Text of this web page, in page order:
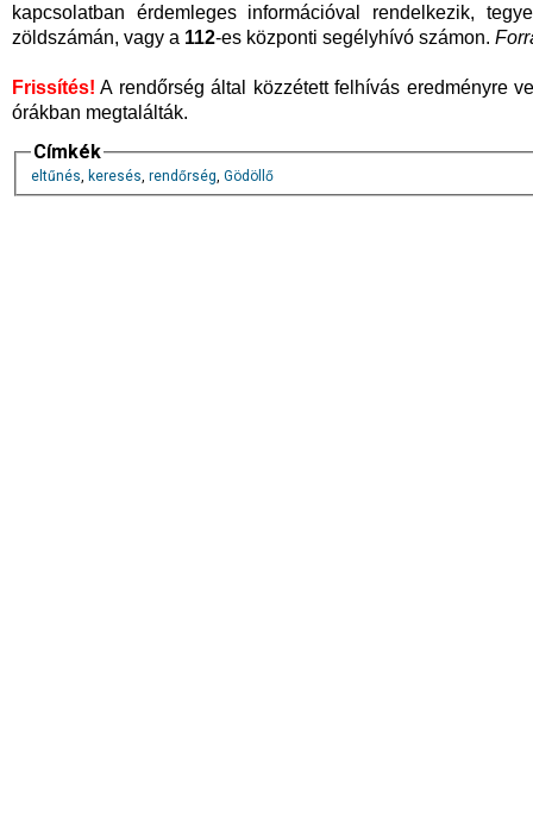
kapcsolatban érdemleges információval rendelkezik,
zöldszámán, vagy a 112-es központi segélyhívó számon.
Frissítés! A rendőrség által közzétett felhívás eredményre
órákban megtalálták.
Címkék
eltűnés, keresés, rendőrség, Gödöllő